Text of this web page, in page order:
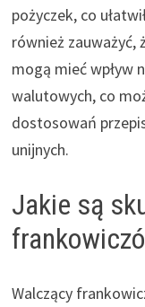
pożyczek, co
również zauważyć,
mogą mieć wpływ
walutowych, co
dostosowań
unijnych.
Jakie są
Walczący